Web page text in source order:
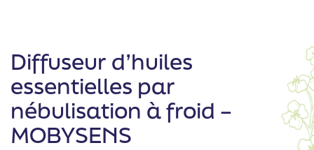
Diffuseur d’huiles
essentielles par
nébulisation à froid –
MOBYSENS